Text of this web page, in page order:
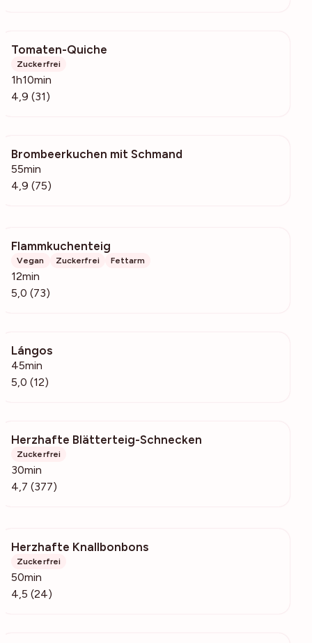
Tomaten-Quiche
Zuckerfrei
1h10min
4,9 (31)
Brombeerkuchen mit Schmand
55min
4,9 (75)
Flammkuchenteig
Vegan Zuckerfrei Fettarm
12min
5,0 (73)
Lángos
45min
5,0 (12)
Herzhafte Blätterteig-Schnecken
Zuckerfrei
30min
4,7 (377)
Herzhafte Knallbonbons
Zuckerfrei
50min
4,5 (24)